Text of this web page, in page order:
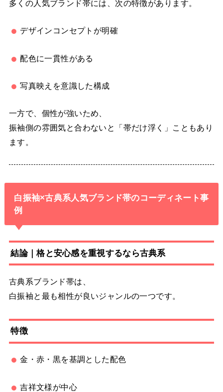
多くの人気ブランド帯には、次の特徴があります。
デザインコンセプトが明確
配色に一貫性がある
写真映えを意識した構成
一方で、個性が強いため、
振袖側の雰囲気と合わないと「帯だけ浮く」こともあり
ます。
白振袖×古典系人気ブランド帯のコーディネート事
例
結論｜格と安心感を重視するなら古典系
古典系ブランド帯は、
白振袖と最も相性が良いジャンルの一つです。
特徴
金・赤・黒を基調とした配色
吉祥文様が中心